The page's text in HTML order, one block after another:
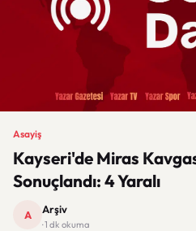
Asayiş
Kayseri'de Miras
Sonuçlandı: 4 Yaralı
A Arşiv
· 1 dk okuma